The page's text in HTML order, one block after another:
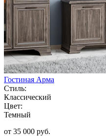
Гостиная Арма
Стиль:
Классический
Цвет:
Темный
от 35 000 руб.